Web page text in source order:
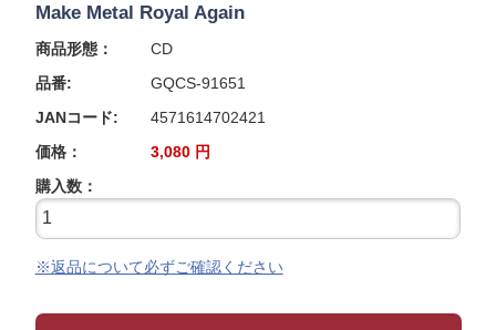
Make Metal Royal Again
商品形態：
CD
品番:
GQCS-91651
JANコード:
4571614702421
価格：
3,080 円
購入数：
※返品について必ずご確認ください